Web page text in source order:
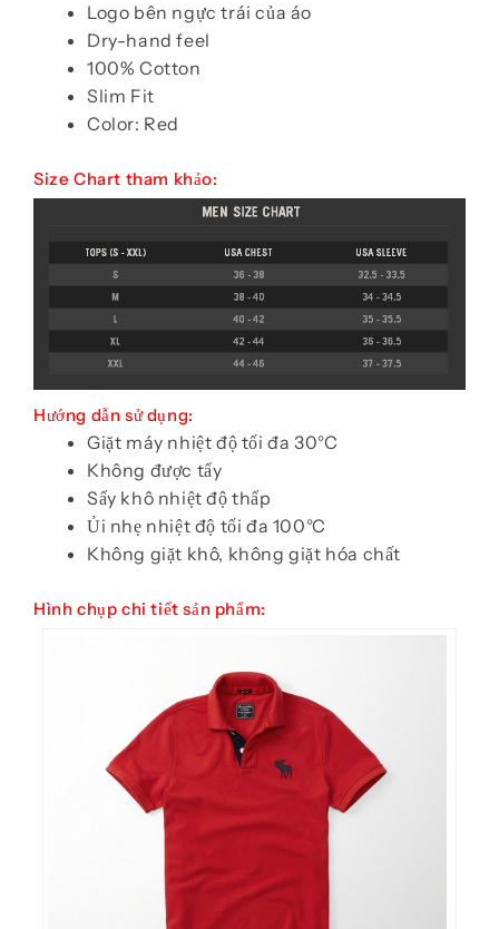
Logo bên ngực trái của áo
Dry-hand feel
100% Cotton
Slim Fit
Color: Red
Size Chart tham khảo:
Hướng dẫn sử dụng:
Giặt máy nhiệt độ tối đa 30°C
Không được tẩy
Sấy khô nhiệt độ thấp
Ủi nhẹ nhiệt độ tối đa 100°C
Không giặt khô, không giặt hóa chất
Hình chụp chi tiết sản phẩm: